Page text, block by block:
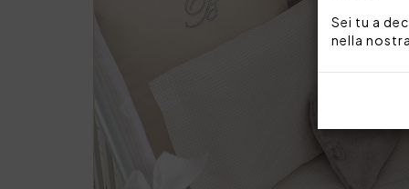
Sei tu a
nella nostra